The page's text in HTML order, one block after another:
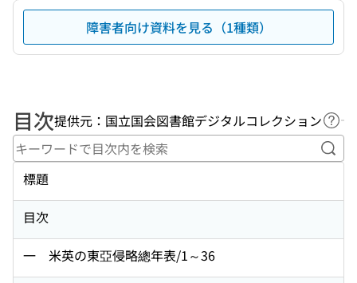
障害者向け資料を見る（1種類）
目次提供元：国立国会図書館デジタルコレクション ヘ
キ
標題
目次
一 米英の東亞侵略總年表/1～36